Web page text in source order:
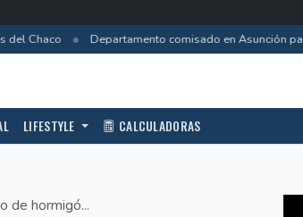
Chaco • Departamento comisado en Asunción
LIFESTYLE CALCULADORAS
de hormigó...